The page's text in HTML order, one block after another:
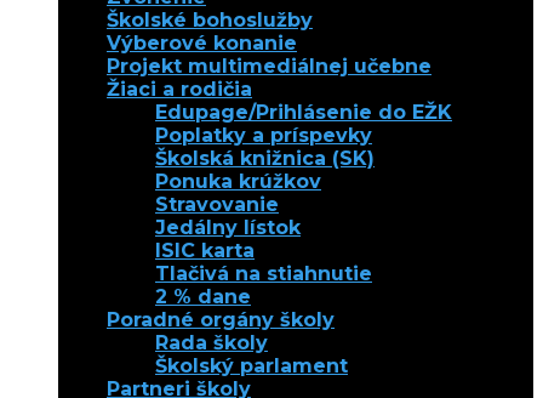
Školské bohoslužby
Výberové konanie
Projekt multimediálnej učebne
Žiaci a rodičia
Edupage/Prihlásenie do EŽK
Poplatky a príspevky
Školská knižnica (SK)
Ponuka krúžkov
Stravovanie
Jedálny lístok
ISIC karta
Tlačivá na stiahnutie
2 % dane
Poradné orgány školy
Rada školy
Školský parlament
Partneri školy